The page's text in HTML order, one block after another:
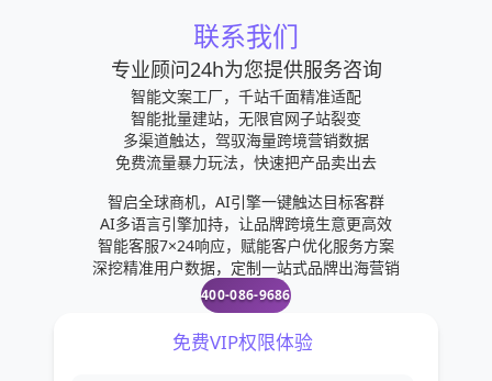
联系我们
专业顾问24h为您提供服务咨询
智能文案工厂，千站千面精准适配
智能批量建站，无限官网子站裂变
多渠道触达，驾驭海量跨境营销数据
免费流量暴力玩法，快速把产品卖出去
智启全球商机，AI引擎一键触达目标客群
AI多语言引擎加持，让品牌跨境生意更高效
智能客服7×24响应，赋能客户优化服务方案
深挖精准用户数据，定制一站式品牌出海营销
400-086-9686